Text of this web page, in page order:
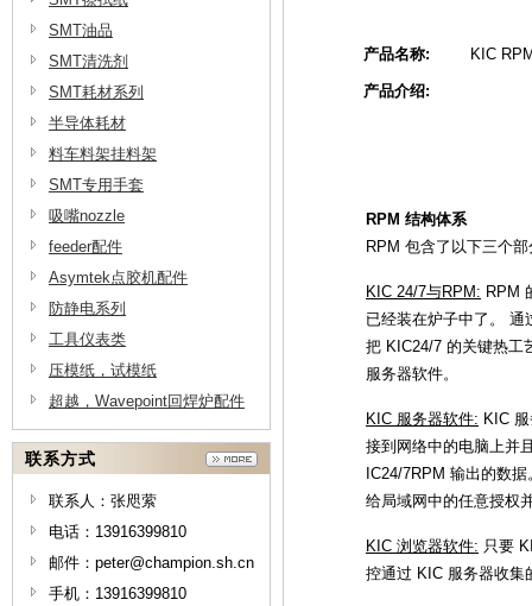
SMT油品
SMT清洗剂
SMT耗材系列
半导体耗材
料车料架挂料架
SMT专用手套
吸嘴nozzle
feeder配件
Asymtek点胶机配件
防静电系列
工具仪表类
压模纸，试模纸
超越，Wavepoint回焊炉配件
联系方式
联系人：张咫萦
电话：13916399810
邮件：peter@champion.sh.cn
手机：13916399810
产品名称: KIC
产品介绍:
RPM 结构体系
RPM 包含了以下三个
KIC 24/7与RPM: RPM
已经装在炉子中了。 通
把 KIC24/7 的关键热工
服务器软件。
KIC 服务器软件: KIC
接到网络中的电脑上并
IC24/7RPM 输出的数
给局域网中的任意授权
KIC 浏览器软件: 只要
控通过 KIC 服务器收集